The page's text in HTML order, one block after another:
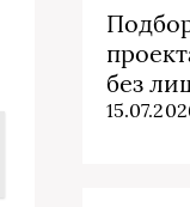
без